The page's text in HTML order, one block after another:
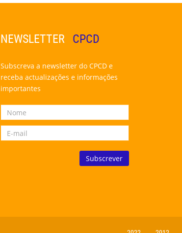
NEWSLETTER CPCD
Subscreva a newsletter do CPCD e
receba actualizações e informações
importantes